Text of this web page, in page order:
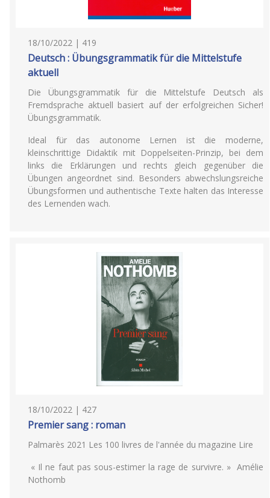
18/10/2022 | 419
Deutsch : Übungsgrammatik für die Mittelstufe
aktuell
Die Übungsgrammatik für die Mittelstufe Deutsch als
Fremdsprache aktuell basiert auf der erfolgreichen Sicher!
Übungsgrammatik.
Ideal für das autonome Lernen ist die moderne,
kleinschrittige Didaktik mit Doppelseiten-Prinzip, bei dem
links die Erklärungen und rechts gleich gegenüber die
Übungen angeordnet sind. Besonders abwechslungsreiche
Übungsformen und authentische Texte halten das Interesse
des Lernenden wach.
18/10/2022 | 427
Premier sang : roman
Palmarès 2021 Les 100 livres de l'année du magazine Lire
« Il ne faut pas sous-estimer la rage de survivre. » Amélie
Nothomb